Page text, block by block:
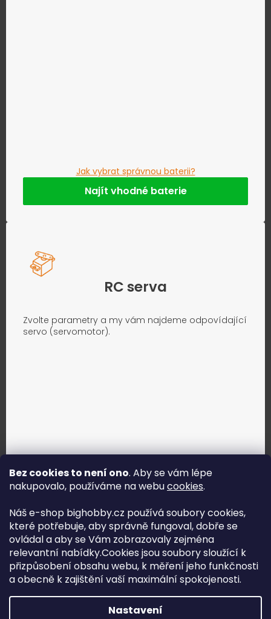
Bez cookies to není ono. Aby se vám lépe
nakupovalo, používáme na webucookies.
Náš e-shop bighobby.cz používá soubory cookies,
které potřebuje, aby správně fungoval, dobře se
ovládal a aby se Vám zobrazovaly zejména
relevantní nabídky.Cookies jsou soubory sloužící k
přizpůsobení obsahu webu, k měření jeho funkčnosti
a obecně k zajištění vaší maximální spokojenosti.
Nastavení
Jak vybrat správnou baterii?
Najít vhodné baterie
RC serva
Zvolte parametry a my vám najdeme odpovídající
servo (servomotor).
Jak vybrat správné servo?
Najít správné servo
Copyright (c) 2016 -2026 Big hobby.cz - všechna práva